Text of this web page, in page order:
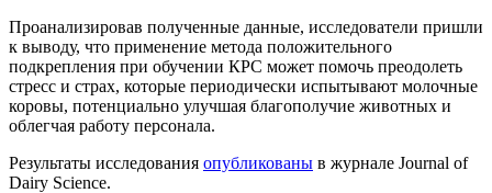
Проанализировав полученные данные, исследователи пришли
к выводу, что применение метода положительного
подкрепления при обучении КРС может помочь преодолеть
стресс и страх, которые периодически испытывают молочные
коровы, потенциально улучшая благополучие животных и
облегчая работу персонала.
Результаты исследования опубликованы в журнале Journal of
Dairy Science.